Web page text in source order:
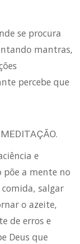
se procura
mantras,
percebe que
e
põe a mente no
salgar
o azeite,
de erros e
Deus que